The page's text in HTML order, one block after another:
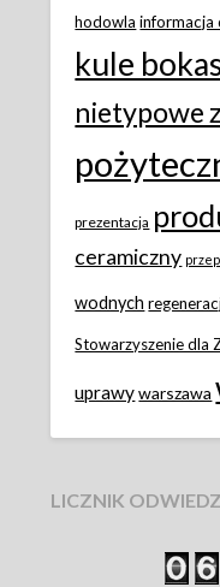
hodowla informacja
kule
nietypowe
prezentacja
ceramiczny
wodnych
Stowarzyszenie dla
uprawy warszawa
LICZNIK